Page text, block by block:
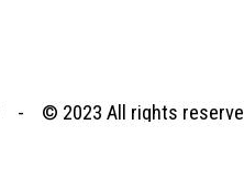
- © 2023 All rights